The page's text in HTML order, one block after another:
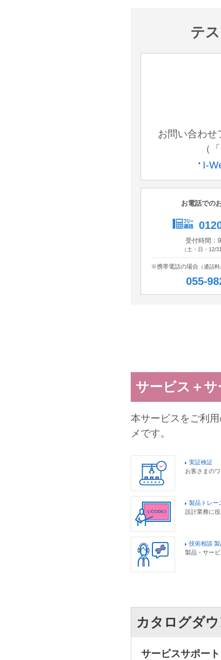
テ
お問い合わ
（
I-
お電話での
受付時間：
（土・日・12/
※携帯電話の場合 （通話
055-
サービス＋
本サービスをご利
メです。
実証検証
お客さまの
製品トレー
設計業務に
技術相談
製品・サー
カタログダ
サービスサポー